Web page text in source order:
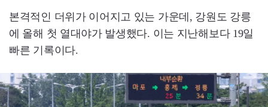
본격적인 더위가 이어지고 있는 가운데, 강원도 강릉
에 올해 첫 열대야가 발생했다. 이는 지난해보다 19일
빠른 기록이다.